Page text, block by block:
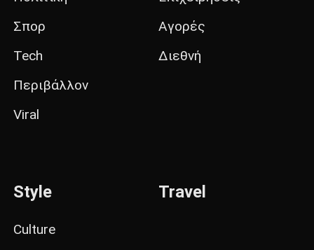
Σπορ
Tech
Περιβάλλον
Viral
Αγορές
Διεθνή
Style
Culture
Travel